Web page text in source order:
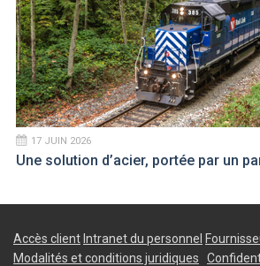
17 JUIN 2026
Une solution d’acier, portée par un
Accès client Intranet du personnel
Modalités et conditions juridiques